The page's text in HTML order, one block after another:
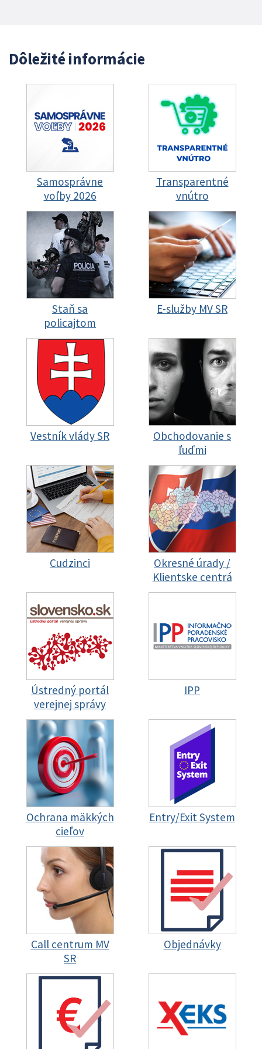
Dôležité informácie
Samosprávne
voľby 2026
Transparentné
vnútro
Staň sa
policajtom
E-služby MV SR
Vestník vlády SR
Obchodovanie s
ľuďmi
Cudzinci
Okresné úrady /
Klientske centrá
Ústredný portál
verejnej správy
IPP
Ochrana mäkkých
cieľov
Entry/Exit System
Call centrum MV
SR
Objednávky